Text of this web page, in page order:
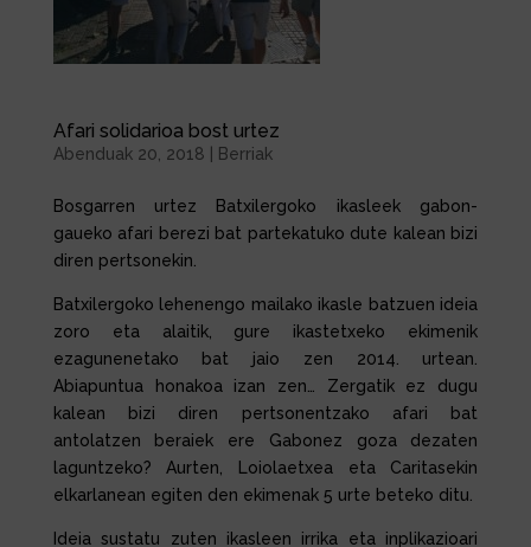
Afari solidarioa bost urtez
Abenduak 20, 2018 Berriak
Bosgarren urtez Batxilergoko ikasleek gabon-
gaueko afari berezi bat partekatuko dute kalean bizi
diren pertsonekin.
Batxilergoko lehenengo mailako ikasle batzuen ideia
zoro eta alaitik, gure ikastetxeko ekimenik
ezagunenetako bat jaio zen 2014. urtean.
Abiapuntua honakoa izan zen… Zergatik ez dugu
kalean bizi diren pertsonentzako afari bat
antolatzen beraiek ere Gabonez goza dezaten
laguntzeko? Aurten, Loiolaetxea eta Caritasekin
elkarlanean egiten den ekimenak 5 urte beteko ditu.
Ideia sustatu zuten ikasleen irrika eta inplikazioari